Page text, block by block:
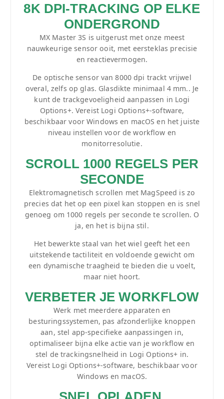
8K DPI-TRACKING OP ELKE
ONDERGROND
MX Master 3S is uitgerust met onze meest
nauwkeurige sensor ooit, met eersteklas precisie
en reactievermogen.
De optische sensor van 8000 dpi trackt vrijwel
overal, zelfs op glas. Glasdikte minimaal 4 mm.. Je
kunt de trackgevoeligheid aanpassen in Logi
Options+. Vereist Logi Options+-software,
beschikbaar voor Windows en macOS en het juiste
niveau instellen voor de workflow en
monitorresolutie.
SCROLL 1000 REGELS PER
SECONDE
Elektromagnetisch scrollen met MagSpeed is zo
precies dat het op een pixel kan stoppen en is snel
genoeg om 1000 regels per seconde te scrollen. O
ja, en het is bijna stil.
Het bewerkte staal van het wiel geeft het een
uitstekende tactiliteit en voldoende gewicht om
een dynamische traagheid te bieden die u voelt,
maar niet hoort.
VERBETER JE WORKFLOW
Werk met meerdere apparaten en
besturingssystemen, pas afzonderlijke knoppen
aan, stel app-specifieke aanpassingen in,
optimaliseer bijna elke actie van je workflow en
stel de trackingsnelheid in Logi Options+ in.
Vereist Logi Options+-software, beschikbaar voor
Windows en macOS.